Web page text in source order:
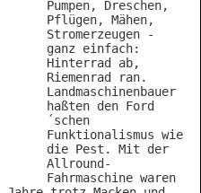
Pumpen, Dreschen,
Pflügen, Mähen,
Stromerzeugen -
ganz einfach:
Hinterrad ab,
Riemenrad ran.
Landmaschinenbauer
haßten den Ford
´schen
Funktionalismus wie
die Pest. Mit der
Allround-
Fahrmaschine waren